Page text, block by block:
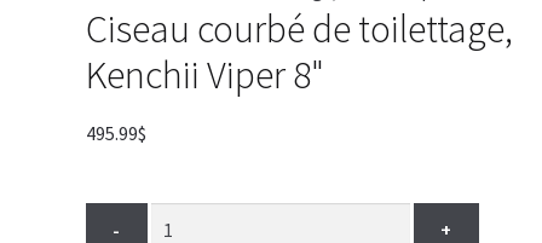
Ciseau courbé de toilettage,
Kenchii Viper 8"
495.99$
- +